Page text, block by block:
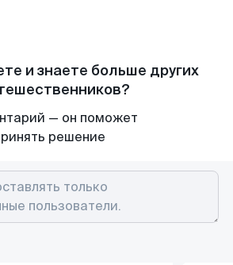
и знаете больше других
— он поможет
решение